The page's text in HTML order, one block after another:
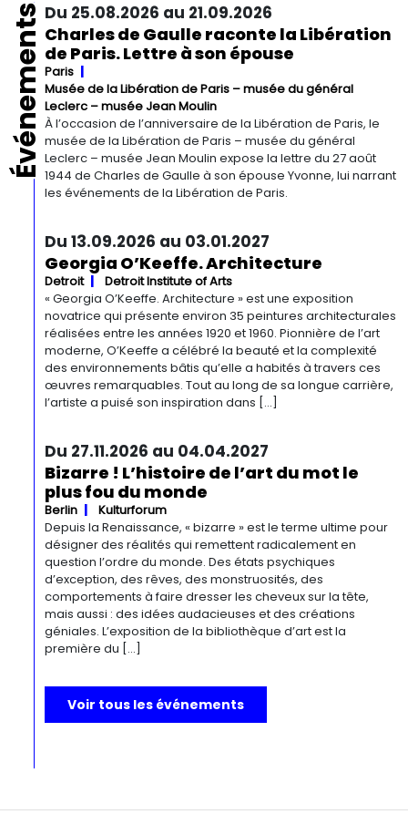
ÉvénementsDu 25.08.2026 au 21.09.2026
Charles de Gaulle raconte la Libération
de Paris. Lettre à son épouse
Paris
Musée de la Libération de Paris – musée du général
Leclerc – musée Jean Moulin
À l’occasion de l’anniversaire de la Libération de Paris, le
musée de la Libération de Paris – musée du général
Leclerc – musée Jean Moulin expose la lettre du 27 août
1944 de Charles de Gaulle à son épouse Yvonne, lui narrant
les événements de la Libération de Paris.
Du 13.09.2026 au 03.01.2027
Georgia O’Keeffe. Architecture
Detroit
Detroit Institute of Arts
« Georgia O’Keeffe. Architecture » est une exposition
novatrice qui présente environ 35 peintures architecturales
réalisées entre les années 1920 et 1960. Pionnière de l’art
moderne, O’Keeffe a célébré la beauté et la complexité
des environnements bâtis qu’elle a habités à travers ces
œuvres remarquables. Tout au long de sa longue carrière,
l’artiste a puisé son inspiration dans […]
Du 27.11.2026 au 04.04.2027
Bizarre ! L’histoire de l’art du mot le
plus fou du monde
Berlin
Kulturforum
Depuis la Renaissance, « bizarre » est le terme ultime pour
désigner des réalités qui remettent radicalement en
question l’ordre du monde. Des états psychiques
d’exception, des rêves, des monstruosités, des
comportements à faire dresser les cheveux sur la tête,
mais aussi : des idées audacieuses et des créations
géniales. L’exposition de la bibliothèque d’art est la
première du […]
Voir tous les événements